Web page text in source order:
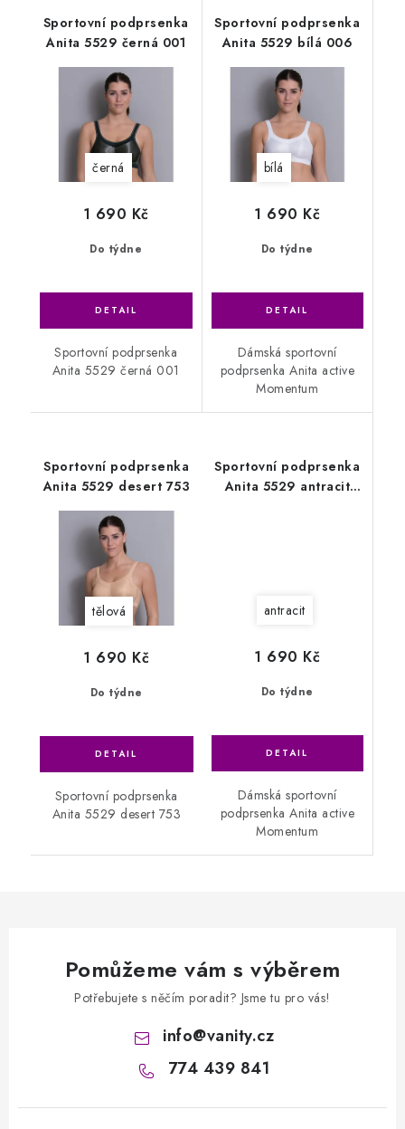
Sportovní podprsenka
Anita 5529 černá 001
černá
Do týdne
1 690 Kč
Sportovní podprsenka
Anita 5529 černá 001
Sportovní podprsenka
Anita 5529 bílá 006
bílá
Do týdne
1 690 Kč
Dámská sportovní
podprsenka Anita active
Momentum
Sportovní podprsenka
Anita 5529 desert 753
tělová
Do týdne
1 690 Kč
Sportovní podprsenka
Anita 5529 desert 753
Sportovní podprsenka
Anita 5529 antracit
antracit
Do týdne
1 690 Kč
Dámská sportovní
podprsenka Anita active
Momentum
Pomůžeme vám s výběrem
Potřebujete s něčím poradit? Jsme tu pro vás!
info@vanity.cz
774 439 841